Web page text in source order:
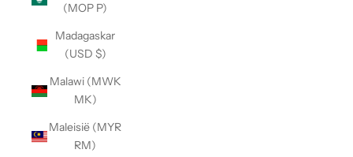
(MOP P)
Madagaskar
(USD $)
Malawi (MWK
MK)
Maleisië (MYR
RM)